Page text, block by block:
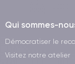
Qui sommes-
Démocratiser le
Visitez notre atelier